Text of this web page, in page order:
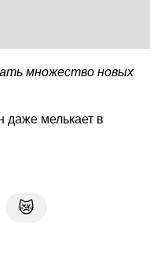
множество новых
мелькает в
😿